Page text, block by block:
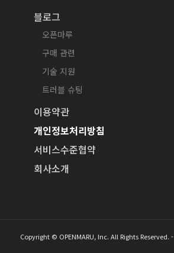
블로그
오픈마루
구매 관련
기술 지원
트러블 슈팅
이용약관
개인정보처리방침
서비스수준협약
회사소개
Copyright © OPENMARU, Inc. All Rights Reserved. -